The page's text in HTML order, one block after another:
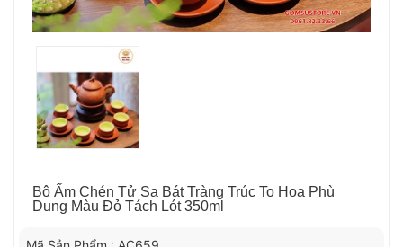
Bộ Ấm Chén Tử Sa Bát Tràng Trúc To Hoa Phù
Dung Màu Đỏ Tách Lót 350ml